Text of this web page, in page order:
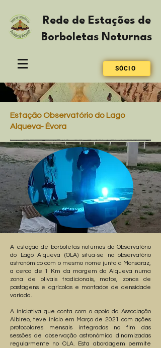
Rede de Estações de
Borboletas Noturnas
SÓCIO
Estação Observatório do Lago
Alqueva- Évora
A estação de borboletas noturnas do Observatório
do Lago Alqueva (OLA) situa-se no observatório
astronómico com o mesmo nome junto a Monsaraz,
a cerca de 1 Km da margem do Alqueva numa
zona de olivais tradicionais, matos, zonas de
pastagens e agrícolas e montados de densidade
variada.
A iniciativa que conta com o apoio da Associação
Albireo, teve início em Março de 2021 com ações
protocolares mensais integradas no fim das
sessões de observação astronómica dinamizadas
regularmente no OLA. Esta abordagem permite